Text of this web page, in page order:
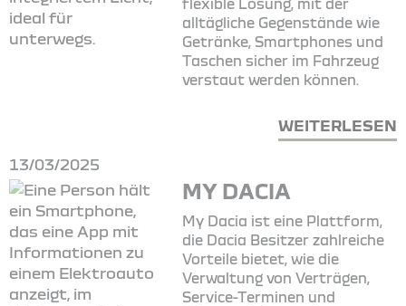
flexible Lösung, mit der
alltägliche Gegenstände wie
Getränke, Smartphones und
Taschen sicher im Fahrzeug
verstaut werden können.
WEITERLESEN
13/03/2025
MY DACIA
My Dacia ist eine Plattform,
die Dacia Besitzer zahlreiche
Vorteile bietet, wie die
Verwaltung von Verträgen,
Service-Terminen und